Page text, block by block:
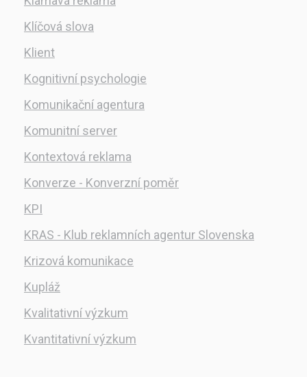
Klíčová slova
Klient
Kognitivní psychologie
Komunikační agentura
Komunitní server
Kontextová reklama
Konverze - Konverzní poměr
KPI
KRAS - Klub reklamních agentur Slovenska
Krizová komunikace
Kupláž
Kvalitativní výzkum
Kvantitativní výzkum